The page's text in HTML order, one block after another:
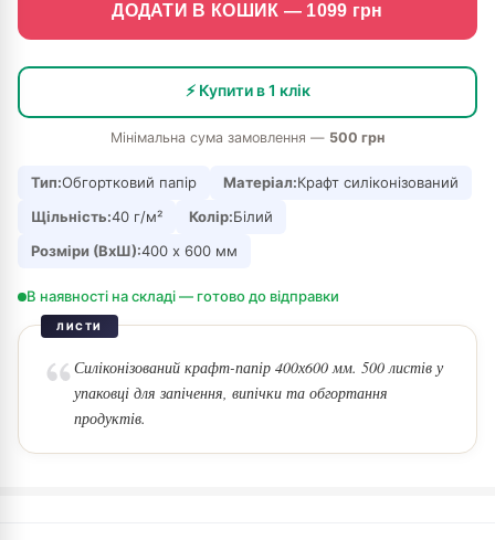
ДОДАТИ В КОШИК — 1099 грн
⚡ Купити в 1 клік
Мінімальна сума замовлення — 500 грн
Тип:Обгортковий папір Матеріал:Крафт силіконізований
Щільність:40 г/м² Колір:Білий
Розміри (ВхШ):400 х 600 мм
В наявності на складі — готово до відправки
ЛИСТИ
Силіконізований крафт-папір 400х600 мм. 500 листів у
упаковці для запічення, випічки та обгортання
продуктів.